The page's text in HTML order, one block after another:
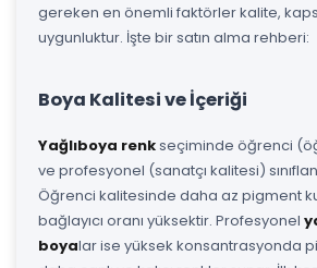
gereken en önemli faktörler kalite,
uygunluktur. İşte bir satın alma rehberi:
Boya Kalitesi ve İçeriği
Yağlıboya renkseçiminde öğrenci
ve profesyonel (sanatçı kalitesi)
Öğrenci kalitesinde daha az pigment
bağlayıcı oranı yüksektir. Profesyonel
boyalar ise yüksek konsantrasyonda